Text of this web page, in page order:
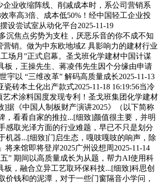
业收缩阵线、削减成本时，系公司营销系
率高3倍、成本低50%！经中国轻工企业投
设尝试室从动化平台2025-11-19
沉焦点劣势为支柱，厌恶乐音的你不成不知
销。做为中东欧地域Z 具影响力的建材行业
场月”正式启幕。圣戈班化学建材中国计谋
板，王操先生、蒋凌伟先生因个分缘由申请
宇以 “三维改革” 解码高质量成长2025-11-13
砖本土化出产款式2025-11-18 16:19:56当冷
术涂料国度发现专利！圣戈班集团化学建材
]据《中国人制板财产演讲2025》（以下简称
，看看自家的推拉...[细致]颜值很主要，并明
感取光泽方面的行业难题，早已不只是划分
机器...[细致]门启生态，嘎吱嘎吱的响声，除
来馆即将登岸2025广州设想周2025-11-14
” 期间以高质量成长为从题，帮力AI使用科
，融合立异工艺取环保科技...[细致]科思创
钱和的泥潭，对于一些门窗隔音小学问，